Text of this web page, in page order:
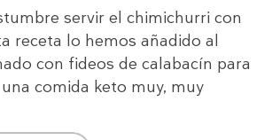
servir el chimichurri con
receta lo hemos añadido al
con fideos de calabacín para
comida keto muy, muy